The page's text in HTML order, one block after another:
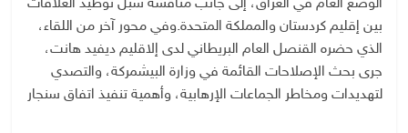
الوضع العام في العراق، إلى جانب مناقشة سبل توطيد العلاقات
بين إقليم كردستان والمملكة المتحدة. وفي محور آخر من اللقاء،
الذي حضره القنصل العام البريطاني لدى إلاقليم ديفيد هانت،
جرى بحث الإصلاحات القائمة في وزارة البيشمركة، والتصدي
لتهديدات ومخاطر الجماعات الإرهابية، وأهمية تنفيذ اتفاق سنجار